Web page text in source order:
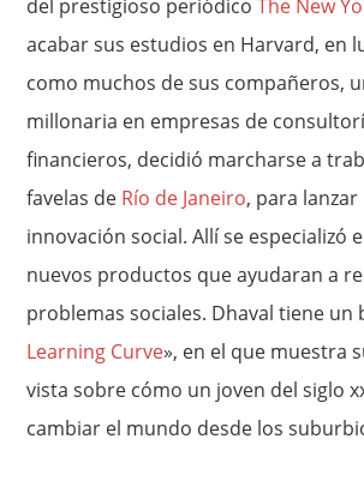
del prestigioso periódicoThe New
acabar sus estudios en Harvard, en
como muchos de sus compañeros,
millonaria en empresas de
financieros, decidió marcharse a
favelas de Río de Janeiro, para
innovación social. Allí se especializó
nuevos productos que ayudaran a
problemas sociales. Dhaval tiene un
Learning Curve», en el que muestra
vista sobre cómo un joven del siglo
cambiar el mundo desde los